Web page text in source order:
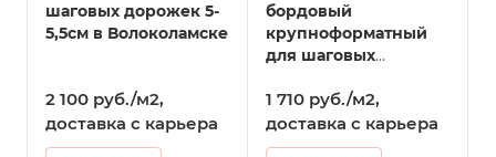
шаговых дорожек 5-
5,5см в Волоколамске
2 100 руб./м2,
доставка с карьера
бордовый
крупноформатный
для шаговых
Волоколамске
1 710 руб./м2,
доставка с карьера